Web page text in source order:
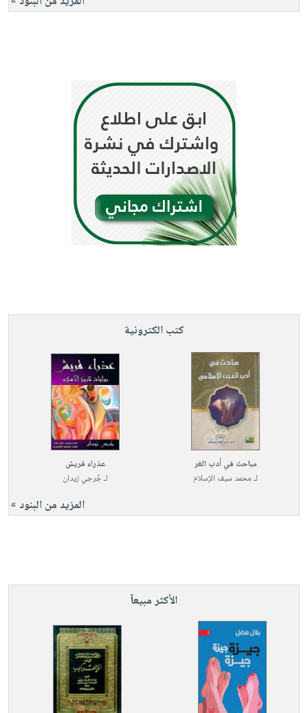
كتب الكترونية
مباحث في أدب الغر
لـمحمد سيف الإسلام
عذراء قريش
لـجُرجي زيدان
المزيد من البنود »
الأكثر مبيعاً